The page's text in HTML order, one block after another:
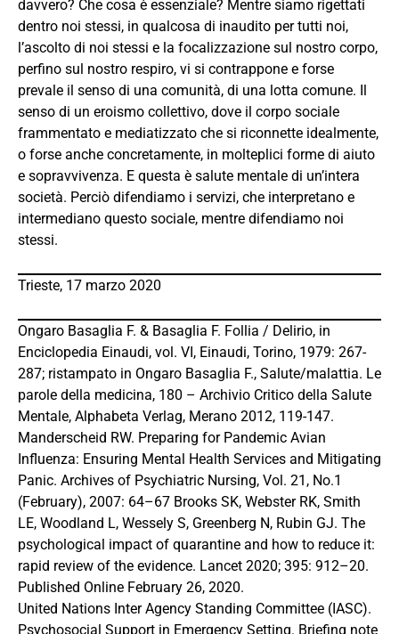
davvero? Che cosa è essenziale? Mentre siamo rigettati
dentro noi stessi, in qualcosa di inaudito per tutti noi,
l’ascolto di noi stessi e la focalizzazione sul nostro corpo,
perfino sul nostro respiro, vi si contrappone e forse
prevale il senso di una comunità, di una lotta comune. Il
senso di un eroismo collettivo, dove il corpo sociale
frammentato e mediatizzato che si riconnette idealmente,
o forse anche concretamente, in molteplici forme di aiuto
e sopravvivenza. E questa è salute mentale di un’intera
società. Perciò difendiamo i servizi, che interpretano e
intermediano questo sociale, mentre difendiamo noi
stessi.
Trieste, 17 marzo 2020
Ongaro Basaglia F. & Basaglia F. Follia / Delirio, in
Enciclopedia Einaudi, vol. VI, Einaudi, Torino, 1979: 267-
287; ristampato in Ongaro Basaglia F., Salute/malattia. Le
parole della medicina, 180 – Archivio Critico della Salute
Mentale, Alphabeta Verlag, Merano 2012, 119-147.
Manderscheid RW. Preparing for Pandemic Avian
Influenza: Ensuring Mental Health Services and Mitigating
Panic. Archives of Psychiatric Nursing, Vol. 21, No.1
(February), 2007: 64–67 Brooks SK, Webster RK, Smith
LE, Woodland L, Wessely S, Greenberg N, Rubin GJ. The
psychological impact of quarantine and how to reduce it:
rapid review of the evidence. Lancet 2020; 395: 912–20.
Published Online February 26, 2020.
United Nations Inter Agency Standing Committee (IASC).
Psychosocial Support in Emergency Setting. Briefing note